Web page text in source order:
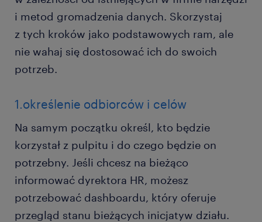
i metod gromadzenia danych. Skorzystaj
z tych kroków jako podstawowych ram, ale
nie wahaj się dostosować ich do swoich
potrzeb.
1.określenie odbiorców i celów
Na samym początku określ, kto będzie
korzystał z pulpitu i do czego będzie on
potrzebny. Jeśli chcesz na bieżąco
informować dyrektora HR, możesz
potrzebować dashboardu, który oferuje
przegląd stanu bieżących inicjatyw działu.